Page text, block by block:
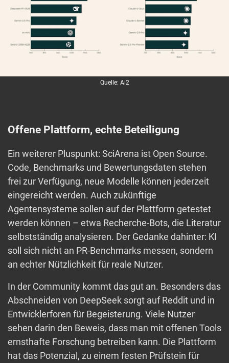
Quelle: Ai2
Offene Plattform, echte Beteiligung
Ein weiterer Pluspunkt: SciArena ist Open Source.
Code, Benchmarks und Bewertungsdaten stehen
frei zur Verfügung, neue Modelle können jederzeit
eingereicht werden. Auch zukünftige
Agentensysteme sollen auf der Plattform getestet
werden können – etwa Recherche-Bots, die Literatur
selbstständig analysieren. Der Gedanke dahinter: KI
soll sich nicht an PR-Benchmarks messen, sondern
an echter Nützlichkeit für reale Nutzer.
In der Community kommt das gut an. Besonders das
Abschneiden von DeepSeek sorgt auf Reddit und in
Entwicklerforen für Begeisterung. Viele Nutzer
sehen darin den Beweis, dass man mit offenen Tools
ernsthafte Forschung betreiben kann. Die Plattform
hat das Potenzial, zu einem festen Prüfstein für